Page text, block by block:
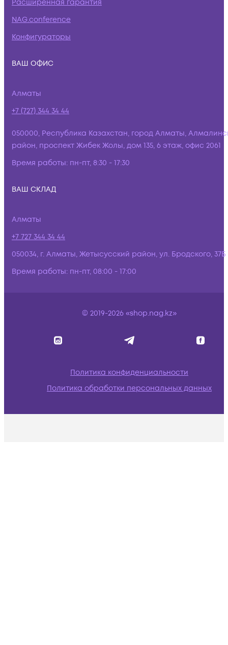
Расширенная гарантия
NAG.conference
Конфигураторы
ВАШ ОФИС
Алматы
+7 (727) 344 34 44
050000, Республика Казахстан, город Алматы,
район, проспект Жибек Жолы, дом 135, 6 этаж, офис 2061
Время работы: пн-пт, 8:30 - 17:30
ВАШ СКЛАД
Алматы
+7 727 344 34 44
050034, г. Алматы, Жетысусский район, ул. Бродского, 37Б
Время работы: пн-пт, 08:00 - 17:00
© 2019-2026 «shop.nag.kz»
Политика конфиденциальности
Политика обработки персональных данных